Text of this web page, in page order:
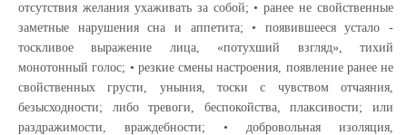
отсутствия желания ухаживать за собой; • ранее не свойственные
заметные нарушения сна и аппетита; • появившееся устало -
тоскливое выражение лица, «потухший взгляд», тихий
монотонный голос; • резкие смены настроения, появление ранее не
свойственных грусти, уныния, тоски с чувством отчаяния,
безысходности; либо тревоги, беспокойства, плаксивости; или
раздражимости, враждебности; • добровольная изоляция,